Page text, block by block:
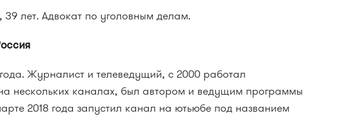
, 39 лет. Адвокат по уголовным делам.
Журналист и телеведущий, с 2000 работал
нескольких каналах, был автором и ведущим программы
2018 года запустил канал на ютьюбе под названием